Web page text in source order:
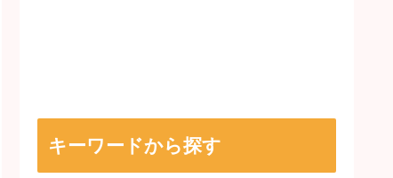
キーワードから探す